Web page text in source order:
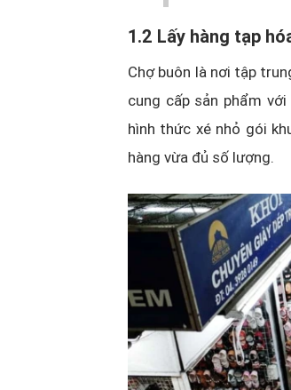
1.2 Lấy hàng tạp
Chợ buôn là nơi tập
cung cấp sản phẩm
hình thức xé nhỏ gói
hàng vừa đủ số lượng.